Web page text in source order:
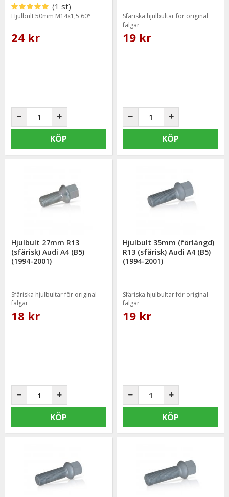
(1 st)
Hjulbult 50mm M14x1,5 60°
24 kr
KÖP
Sfäriska hjulbultar för original
fälgar
19 kr
KÖP
Hjulbult 27mm R13
(sfärisk) Audi A4 (B5)
(1994-2001)
Sfäriska hjulbultar för original
fälgar
18 kr
KÖP
Hjulbult 35mm (förlängd)
R13 (sfärisk) Audi A4 (B5)
(1994-2001)
Sfäriska hjulbultar för original
fälgar
19 kr
KÖP